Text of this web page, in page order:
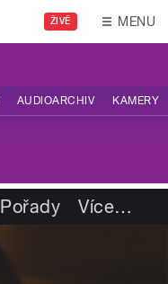
ŽIVĚ MENU
AUDIOARCHIV KAMERY
Pořady Více…